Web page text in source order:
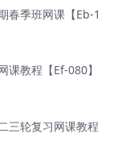
春季班网课【Eb-1
课教程【Ef-080】
三轮复习网课教程